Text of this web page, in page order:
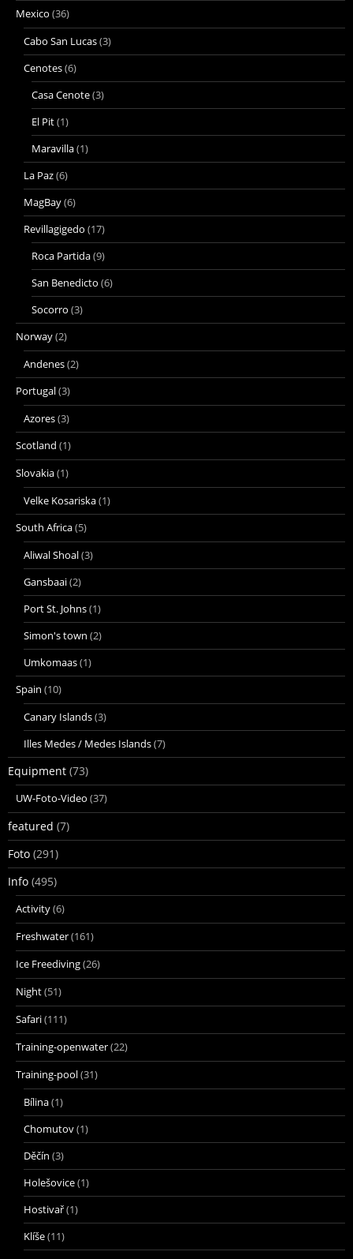
Mexico (36)
Cabo San Lucas(3)
Cenotes(6)
Casa Cenote(3)
El Pit(1)
Maravilla(1)
La Paz(6)
MagBay(6)
Revillagigedo (17)
Roca Partida(9)
San Benedicto (6)
Socorro (3)
Norway(2)
Andenes(2)
Portugal(3)
Azores(3)
Scotland (1)
Slovakia(1)
Velke Kosariska(1)
South Africa(5)
Aliwal Shoal(3)
Gansbaai(2)
Port St. Johns(1)
Simon's town (2)
Umkomaas(1)
Spain (10)
Canary Islands(3)
Illes Medes / Medes Islands(7)
Equipment (73)
UW-Foto-Video (37)
featured (7)
Foto (291)
Info (495)
Activity(6)
Freshwater(161)
Ice Freediving(26)
Night(51)
Safari(111)
Training-openwater(22)
Training-pool(31)
Bílina(1)
Chomutov(1)
Děčín (3)
Holešovice(1)
Hostivař(1)
Klíše(11)